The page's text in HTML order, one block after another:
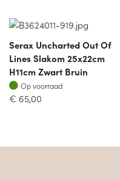
Serax Uncharted Out Of
Lines Slakom 25x22cm
H11cm Zwart Bruin
Op voorraad
Op voorraad
€ 65,00